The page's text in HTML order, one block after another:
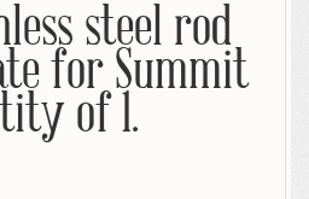
steel rod
for Summit
of 1.